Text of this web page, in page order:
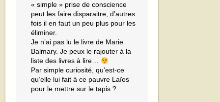
« simple » prise de conscience
peut les faire disparaitre, d’autres
fois il en faut un peu plus pour les
éliminer.
Je n’ai pas lu le livre de Marie
Balmary. Je peux le rajouter à la
liste des livres à lire…
Par simple curiosité, qu’est-ce
qu’elle lui fait à ce pauvre Laïos
pour le mettre sur le tapis ?